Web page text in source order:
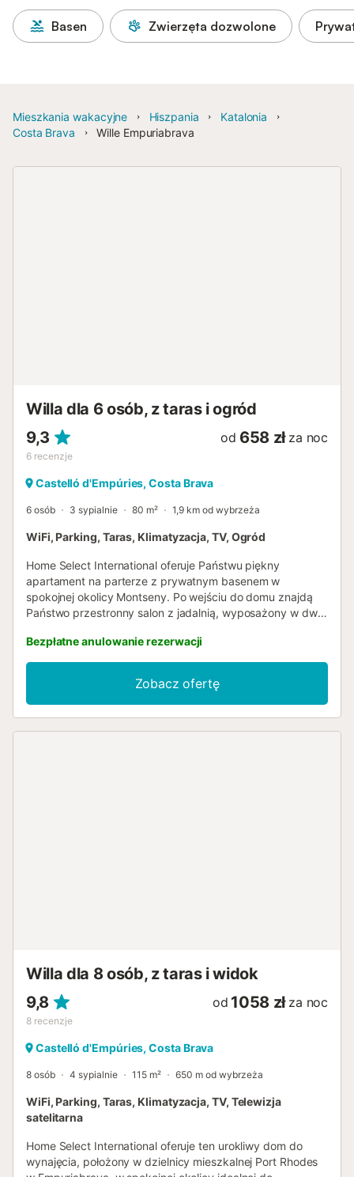
Basen Zwierzęta dozwolone
Mieszkania wakacyjne Hiszpania
Katalonia
Costa Brava
Wille Empuriabrava
Willa dla 6 osób, z taras i ogród
9,3
6 recenzje
od 658 zł za noc
Castelló d'Empúries, Costa Brava
6 osób 3 sypialnie 80 m² 1,9 km od wybrzeża
WiFi, Parking, Taras, Klimatyzacja, TV, Ogród
Home Select International oferuje Państwu piękny
apartament na parterze z prywatnym basenem w
spokojnej okolicy Montseny. Po wejściu do domu znajdą
Państwo przestronny salon z jadalnią, wyposażony w dwie
niemieckimi kanałami oraz szybkie łącze Wi-Fi.
Naprzeciwko salonu znajduje się pierwsza sypialnia z
podwójnym łóżkiem (180x200 cm), elektrycznymi roletami
i moskitierą dla dodatkowego komfortu, a także
telewizorem LED. Jest też nowoczesna łazienka z
częścią wypoczynkową zaprasza do relaksu i ...
Bezpłatne anulowanie rezerwacji
Zobacz ofertę
Willa dla 8 osób, z taras i widok
9,8
8 recenzje
od 1058 zł za noc
Castelló d'Empúries, Costa Brava
8 osób 4 sypialnie 115 m² 650 m od wybrzeża
WiFi, Parking, Taras, Klimatyzacja, TV, Telewizja
satelitarna
Home Select International oferuje ten urokliwy dom do
wynajęcia, położony w dzielnicy mieszkalnej Port Rhodes